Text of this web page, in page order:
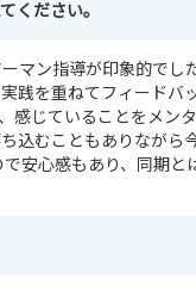
ください。
マン指導が印象的でし
践を重ねてフィードバ
感じていることをメン
込むこともありながら
安心感もあり、同期と